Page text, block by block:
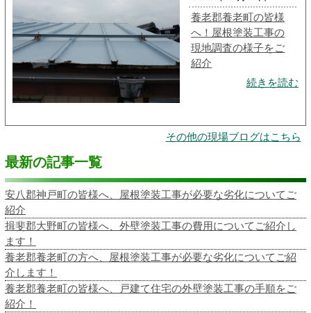
養老郡養老町の皆様
へ！屋根塗装工事の
現地調査の様子をご
紹介
続きを読む
その他の現場ブログはこちら
最新の記事一覧
安八郡神戸町の皆様へ、屋根塗装工事が必要な劣化についてご
紹介
揖斐郡大野町の皆様へ、外壁塗装工事の費用についてご紹介し
ます！
養老郡養老町の方へ、屋根塗装工事が必要な劣化についてご紹
介します！
養老郡養老町の皆様へ、戸建て住宅の外壁塗装工事の手順をご
紹介！